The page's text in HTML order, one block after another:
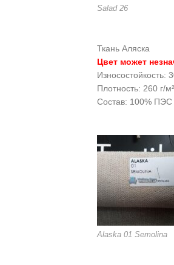
Salad 26
Ткань Аляска
Цвет может
Износостойкость:
Плотность: 260 г/м²
Состав: 100% ПЭС
Alaska 01 Semolina